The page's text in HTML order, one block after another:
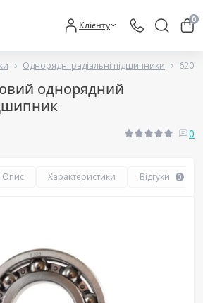
Клієнту 0
Однорядні радіальні підшипники 6208
однорядний
0
Опис Характеристики Відгуки 0